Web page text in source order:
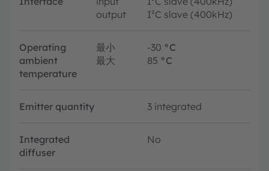
output
I²C slave (400kHz)
Operating
ambient
temperature
最小 -30 °C
最大
85 °C
Emitter quantity 3 integrated
Integrated
diffuser
No